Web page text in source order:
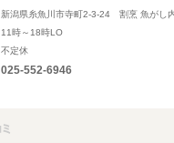
新潟県糸魚川市寺町2-3-24 割烹 魚がし
11時～18時LO
不定休
025-552-6946